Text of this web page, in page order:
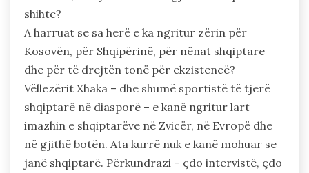
shihte?
A harruat se sa herë e ka ngritur zërin për
Kosovën, për Shqipërinë, për nënat shqiptare
dhe për të drejtën tonë për ekzistencë?
Vëllezërit Xhaka – dhe shumë sportistë të tjerë
shqiptarë në diasporë – e kanë ngritur lart
imazhin e shqiptarëve në Zvicër, në Evropë dhe
në gjithë botën. Ata kurrë nuk e kanë mohuar se
janë shqiptarë. Përkundrazi – çdo intervistë, çdo